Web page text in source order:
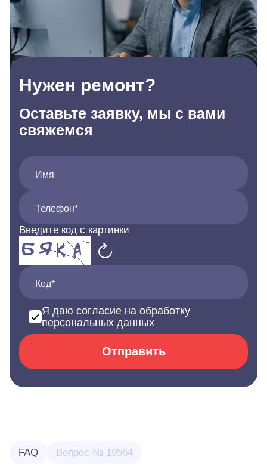
Нужен ремонт?
Оставьте заявку, мы с вами
свяжемся
Имя
Телефон*
Введите код с картинки
Код*
Я даю согласие на обработку
персональных данных
Отправить
FAQ Вопрос № 19564